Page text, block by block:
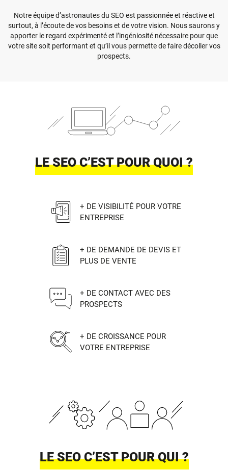
Notre équipe d’astronautes du SEO est passionnée et réactive et
surtout, à l’écoute de vos besoins et de votre vision. Nous saurons y
apporter le regard expérimenté et l’ingéniosité nécessaire pour que
votre site soit performant et qu’il vous permette de faire décoller vos
prospects.
LE SEO C’EST POUR QUOI ?
+ DE VISIBILITÉ POUR VOTRE
ENTREPRISE
+ DE DEMANDE DE DEVIS ET
PLUS DE VENTE
+ DE CONTACT AVEC DES
PROSPECTS
+ DE CROISSANCE POUR
VOTRE ENTREPRISE
LE SEO C’EST POUR QUI ?